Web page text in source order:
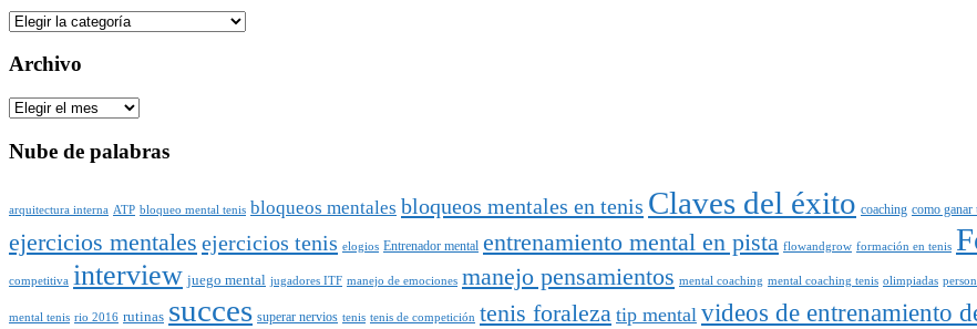
Categorias
Archivo
Archivo
Nube de palabras
arquitectura interna ATP bloqueo mental tenis bloqueos mentales bloqueos mentales en tenis Claves del éxito coaching como ganar
ejercicios mentales ejercicios tenis elogios Entrenador mental entrenamiento mental en pista flowandgrow formación en tenis
competitiva interview juego mental jugadores ITF manejo de emociones manejo pensamientos mental coaching mental coaching tenis olimpiadas
mental tenis rio 2016 rutinas succes superar nervios tenis tenis de competición tenis foraleza tip mental videos de entrenamiento